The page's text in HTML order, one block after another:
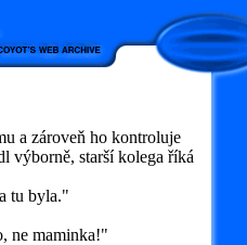
a zároveň ho kontroluje
výborně, starší kolega říká
tu byla."
ne maminka!"